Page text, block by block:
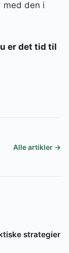
med den i
er det tid til
Alle artikler →
strategier